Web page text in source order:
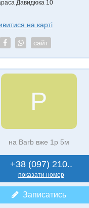
Давидюка 10
на карті
сайт
Р
на Barb вже 1р 5м
+38 (097) 210..
показати номер
Записатись